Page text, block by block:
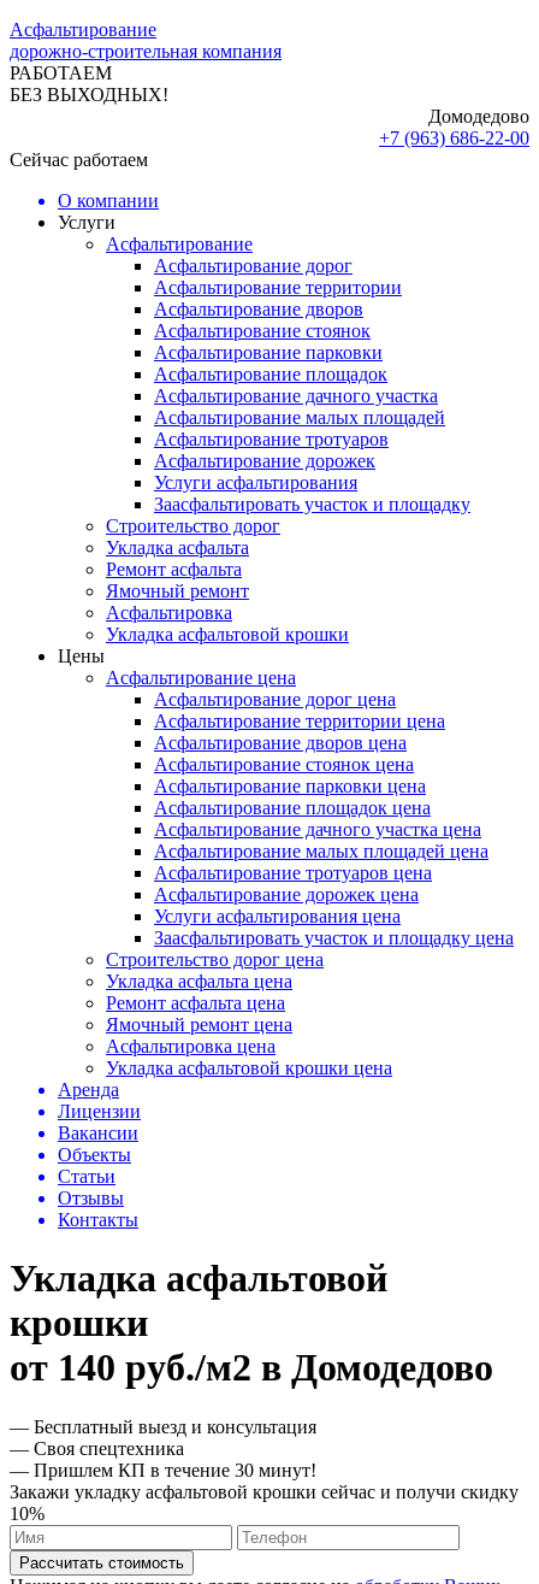
Асфальтирование
дорожно-строительная компания
РАБОТАЕМ
БЕЗ ВЫХОДНЫХ!
Домодедово
+7 (963) 686-22-00
Сейчас работаем
О компании
Услуги
Асфальтирование
Асфальтирование дорог
Асфальтирование территории
Асфальтирование дворов
Асфальтирование стоянок
Асфальтирование парковки
Асфальтирование площадок
Асфальтирование дачного участка
Асфальтирование малых площадей
Асфальтирование тротуаров
Асфальтирование дорожек
Услуги асфальтирования
Заасфальтировать участок и площадку
Строительство дорог
Укладка асфальта
Ремонт асфальта
Ямочный ремонт
Асфальтировка
Укладка асфальтовой крошки
Цены
Асфальтирование цена
Асфальтирование дорог цена
Асфальтирование территории цена
Асфальтирование дворов цена
Асфальтирование стоянок цена
Асфальтирование парковки цена
Асфальтирование площадок цена
Асфальтирование дачного участка цена
Асфальтирование малых площадей цена
Асфальтирование тротуаров цена
Асфальтирование дорожек цена
Услуги асфальтирования цена
Заасфальтировать участок и площадку цена
Строительство дорог цена
Укладка асфальта цена
Ремонт асфальта цена
Ямочный ремонт цена
Асфальтировка цена
Укладка асфальтовой крошки цена
Аренда
Лицензии
Вакансии
Объекты
Статьи
Отзывы
Контакты
Укладка асфальтовой
крошки
от 140 руб./м2 в Домодедово
— Бесплатный выезд и консультация
— Своя спецтехника
— Пришлем КП в течение 30 минут!
Закажи укладку асфальтовой крошки сейчас и получи скидку
10%
Рассчитать стоимость